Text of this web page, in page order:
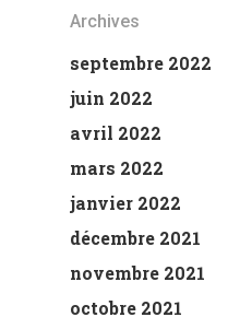
Archives
septembre 2022
juin 2022
avril 2022
mars 2022
janvier 2022
décembre 2021
novembre 2021
octobre 2021